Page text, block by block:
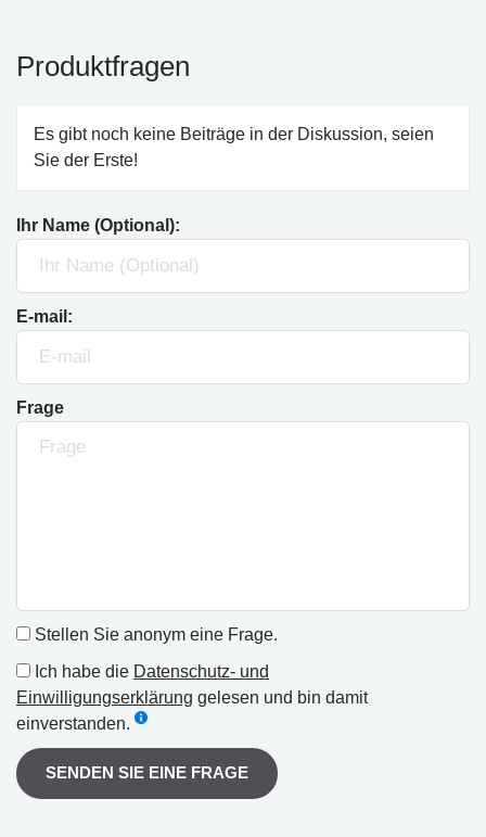
Produktfragen
Es gibt noch keine Beiträge in der Diskussion, seien
Sie der Erste!
Ihr Name (Optional):
E-mail:
Frage
Stellen Sie anonym eine Frage.
Ich habe die Datenschutz- und
Einwilligungserklärung gelesen und bin damit
einverstanden.
SENDEN SIE EINE FRAGE